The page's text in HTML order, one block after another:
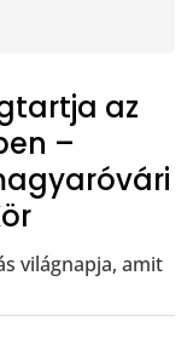
az
–
világnapja, amit